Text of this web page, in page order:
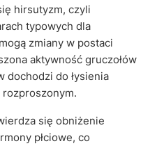
hirsutyzm, czyli
typowych dla
zmiany w postaci
aktywność gruczołów
dochodzi do łysienia
się obniżenie
płciowe, co